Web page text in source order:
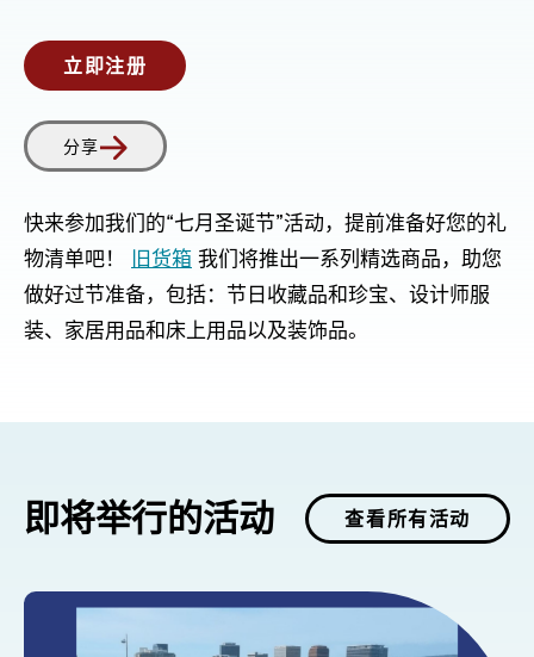
立即注册
分享
快来参加我们的“七月圣诞节”活动，提前准备好您的礼
物清单吧！
旧货箱 我们将推出一系列精选商品，助您
做好过节准备，包括：节日收藏品和珍宝、设计师服
装、家居用品和床上用品以及装饰品。
即将举行的活动 查看所有活动